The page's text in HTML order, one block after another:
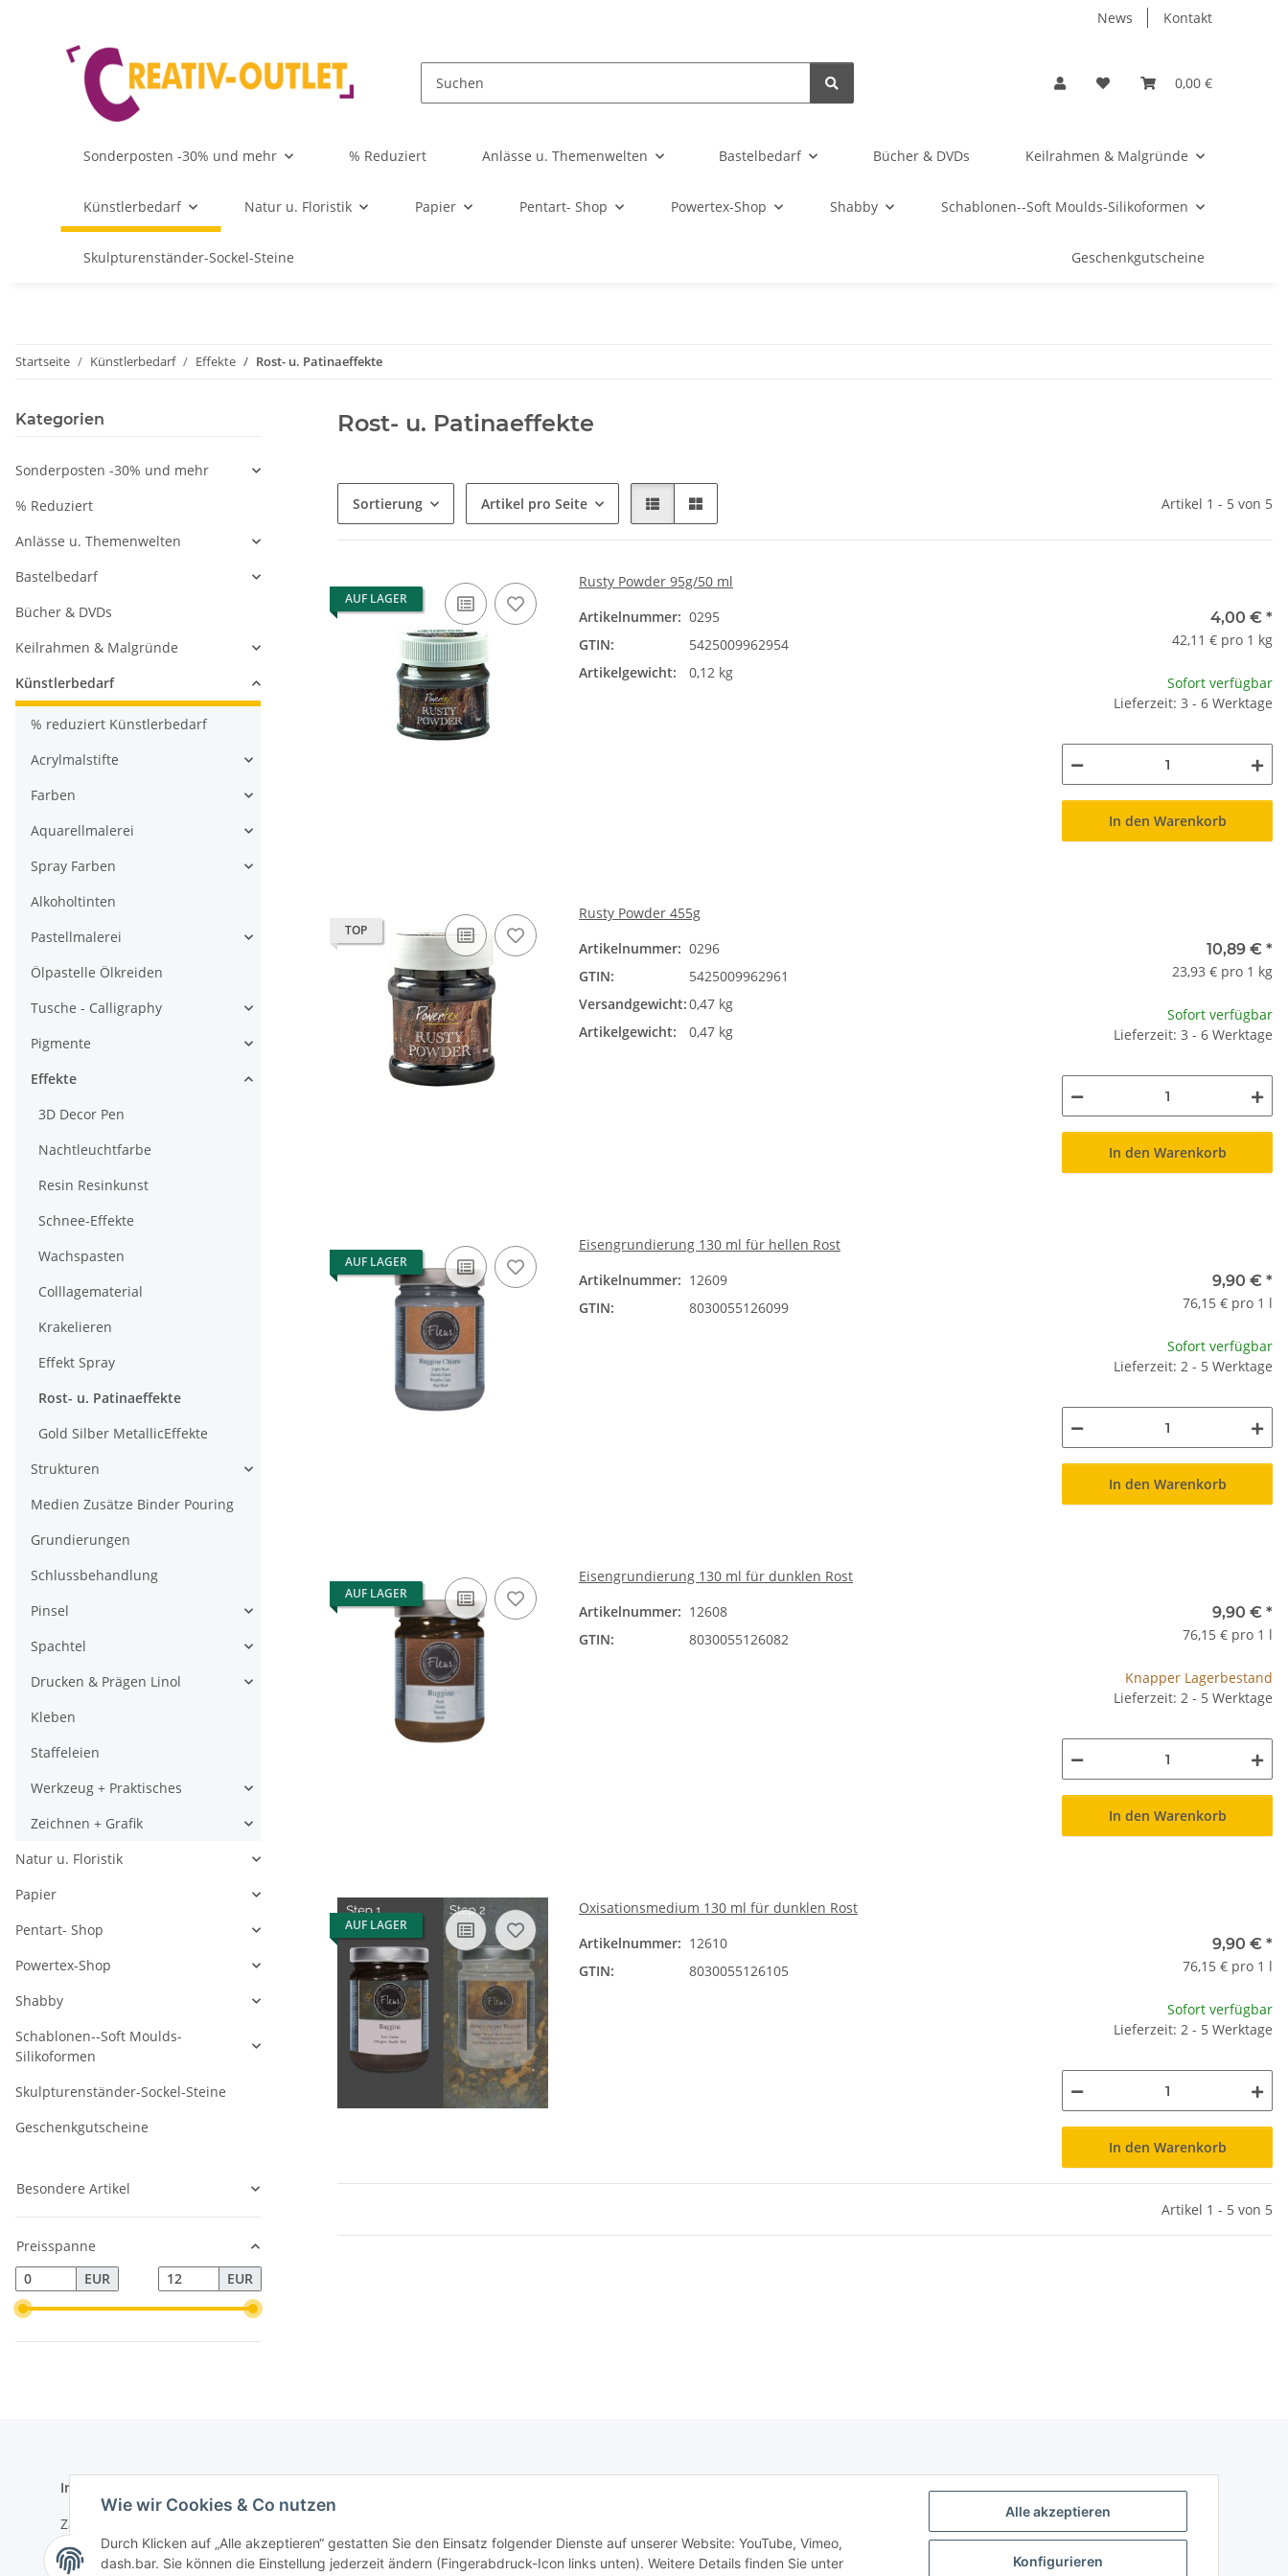
Alle akzeptieren
Konfigurieren
Wie wir Cookies & Co nutzen
Durch Klicken auf „Alle akzeptieren“ gestatten Sie den Einsatz folgender Dienste auf unserer Website: YouTube, Vimeo,
dash.bar. Sie können die Einstellung jederzeit ändern (Fingerabdruck-Icon links unten). Weitere Details finden Sie unter
News Kontakt
0,00 €
Sonderposten -30% und mehr % Reduziert Anlässe u. Themenwelten Bastelbedarf Bücher & DVDs Keilrahmen & Malgründe
Künstlerbedarf Natur u. Floristik Papier Pentart- Shop Powertex-Shop Shabby Schablonen--Soft Moulds-Silikoformen
Skulpturenständer-Sockel-Steine Geschenkgutscheine
Startseite Künstlerbedarf Effekte Rost- u. Patinaeffekte
Rost- u. Patinaeffekte
Sortierung Artikel pro Seite Artikel 1 - 5 von 5
AUF LAGER
Rusty Powder 95g/50 ml
Artikelnummer: 0295
GTIN:
5425009962954
Artikelgewicht:
0,12 kg
4,00 € *
42,11 € pro 1 kg
Sofort verfügbar
Lieferzeit: 3 - 6 Werktage
In den Warenkorb
TOP
Rusty Powder 455g
Artikelnummer: 0296
GTIN:
5425009962961
Versandgewicht:0,47 kg
Artikelgewicht:
0,47 kg
10,89 € *
23,93 € pro 1 kg
Sofort verfügbar
Lieferzeit: 3 - 6 Werktage
In den Warenkorb
AUF LAGER
Eisengrundierung 130 ml für hellen Rost
Artikelnummer: 12609
GTIN:
8030055126099
9,90 € *
76,15 € pro 1 l
Sofort verfügbar
Lieferzeit: 2 - 5 Werktage
In den Warenkorb
AUF LAGER
Eisengrundierung 130 ml für dunklen Rost
Artikelnummer: 12608
GTIN:
8030055126082
9,90 € *
76,15 € pro 1 l
Knapper Lagerbestand
Lieferzeit: 2 - 5 Werktage
In den Warenkorb
AUF LAGER
Oxisationsmedium 130 ml für dunklen Rost
Artikelnummer: 12610
GTIN:
8030055126105
9,90 € *
76,15 € pro 1 l
Sofort verfügbar
Lieferzeit: 2 - 5 Werktage
In den Warenkorb
Artikel 1 - 5 von 5
Kategorien
Sonderposten -30% und mehr
% Reduziert
Anlässe u. Themenwelten
Bastelbedarf
Bücher & DVDs
Keilrahmen & Malgründe
Künstlerbedarf
% reduziert Künstlerbedarf
Acrylmalstifte
Farben
Aquarellmalerei
Spray Farben
Alkoholtinten
Pastellmalerei
Ölpastelle Ölkreiden
Tusche - Calligraphy
Pigmente
Effekte
3D Decor Pen
Nachtleuchtfarbe
Resin Resinkunst
Schnee-Effekte
Wachspasten
Colllagematerial
Krakelieren
Effekt Spray
Rost- u. Patinaeffekte
Gold Silber MetallicEffekte
Strukturen
Medien Zusätze Binder Pouring
Grundierungen
Schlussbehandlung
Pinsel
Spachtel
Drucken & Prägen Linol
Kleben
Staffeleien
Werkzeug + Praktisches
Zeichnen + Grafik
Natur u. Floristik
Papier
Pentart- Shop
Powertex-Shop
Shabby
Schablonen--Soft Moulds-
Silikoformen
Skulpturenständer-Sockel-Steine
Geschenkgutscheine
Besondere Artikel
Preisspanne
EUR
EUR
Informationen
Zahlungsmöglichkeiten
Sitemap
AGB